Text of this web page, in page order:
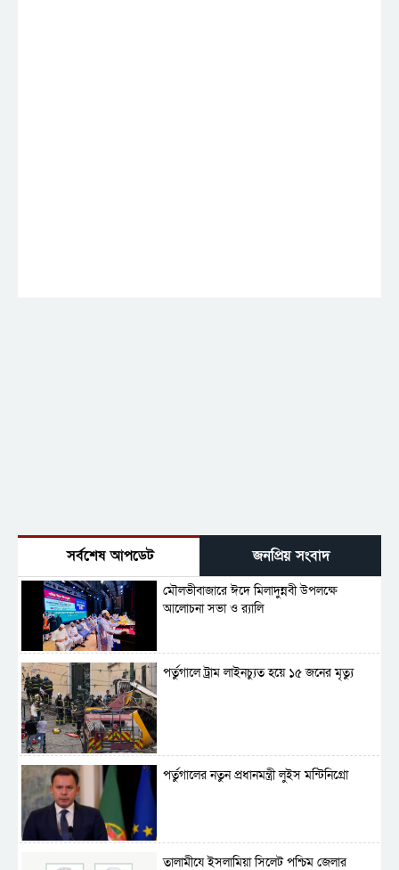
সর্বশেষ আপডেট জনপ্রিয় সংবাদ
মৌলভীবাজারে ঈদে মিলাদুন্নবী উপলক্ষে
আলোচনা সভা ও র‍্যালি
পর্তুগালে ট্রাম লাইনচ্যুত হয়ে ১৫ জনের মৃত্যু
পর্তুগালের নতুন প্রধানমন্ত্রী লুইস মন্টিনিগ্রো
‎তালামীযে ইসলামিয়া সিলেট পশ্চিম জেলার